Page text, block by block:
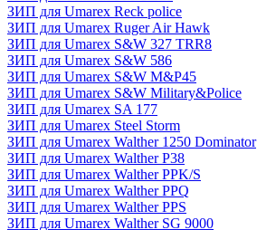
ЗИП для Umarex Reck police
ЗИП для Umarex Ruger Air Hawk
ЗИП для Umarex S&W 327 TRR8
ЗИП для Umarex S&W 586
ЗИП для Umarex S&W M&P45
ЗИП для Umarex S&W Military&Police
ЗИП для Umarex SA 177
ЗИП для Umarex Steel Storm
ЗИП для Umarex Walther 1250 Dominator
ЗИП для Umarex Walther P38
ЗИП для Umarex Walther PPK/S
ЗИП для Umarex Walther PPQ
ЗИП для Umarex Walther PPS
ЗИП для Umarex Walther SG 9000